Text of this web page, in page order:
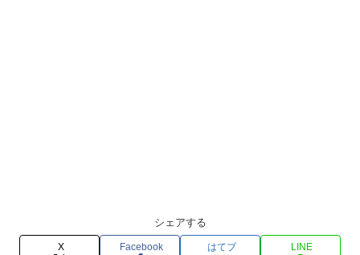
シェアする
X Facebook はてブ LINE